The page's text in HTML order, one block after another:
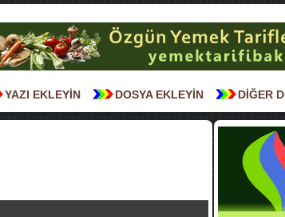
DİĞER
DOSYA EKLEYİN
YAZI EKLEYİN